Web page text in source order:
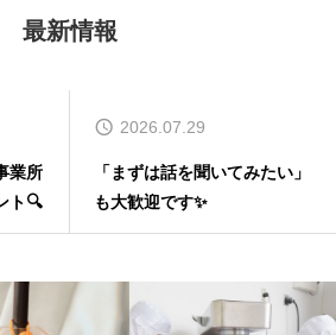
最新情報
2026.07.29
「まずは話を聞いてみたい」
も大歓迎です✨
あなた